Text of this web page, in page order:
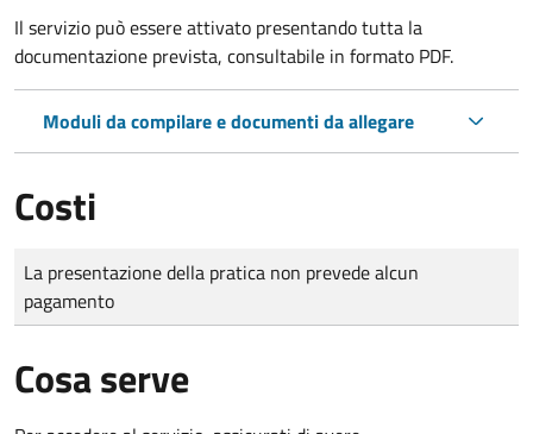
Il servizio può essere attivato presentando tutta la
documentazione prevista, consultabile in formato PDF.
Moduli da compilare e documenti da allegare
Costi
Tipo di pagamento
Importo
La presentazione della pratica non prevede alcun
pagamento
Cosa serve